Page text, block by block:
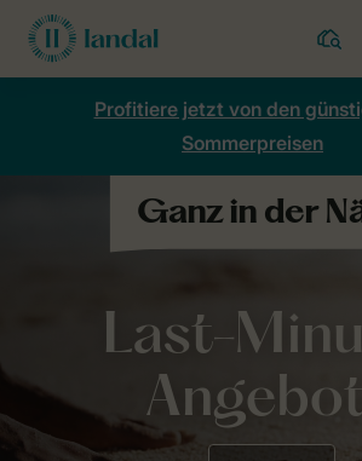
Profitiere jetzt von den
Sommerpreisen
Last-